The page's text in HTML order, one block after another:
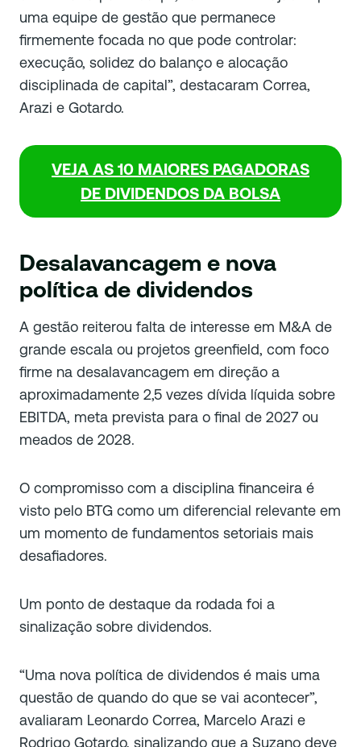
uma equipe de gestão que permanece
firmemente focada no que pode controlar:
execução, solidez do balanço e alocação
disciplinada de capital”, destacaram Correa,
Arazi e Gotardo.
VEJA AS 10 MAIORES PAGADORAS
DE DIVIDENDOS DA BOLSA
Desalavancagem e nova
política de dividendos
A gestão reiterou falta de interesse em M&A de
grande escala ou projetos greenfield, com foco
firme na desalavancagem em direção a
aproximadamente 2,5 vezes dívida líquida sobre
EBITDA, meta prevista para o final de 2027 ou
meados de 2028.
O compromisso com a disciplina financeira é
visto pelo BTG como um diferencial relevante em
um momento de fundamentos setoriais mais
desafiadores.
Um ponto de destaque da rodada foi a
sinalização sobre dividendos.
“Uma nova política de dividendos é mais uma
questão de quando do que se vai acontecer”,
avaliaram Leonardo Correa, Marcelo Arazi e
Rodrigo Gotardo, sinalizando que a Suzano deve